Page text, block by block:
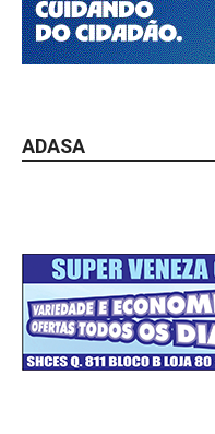
ADASA